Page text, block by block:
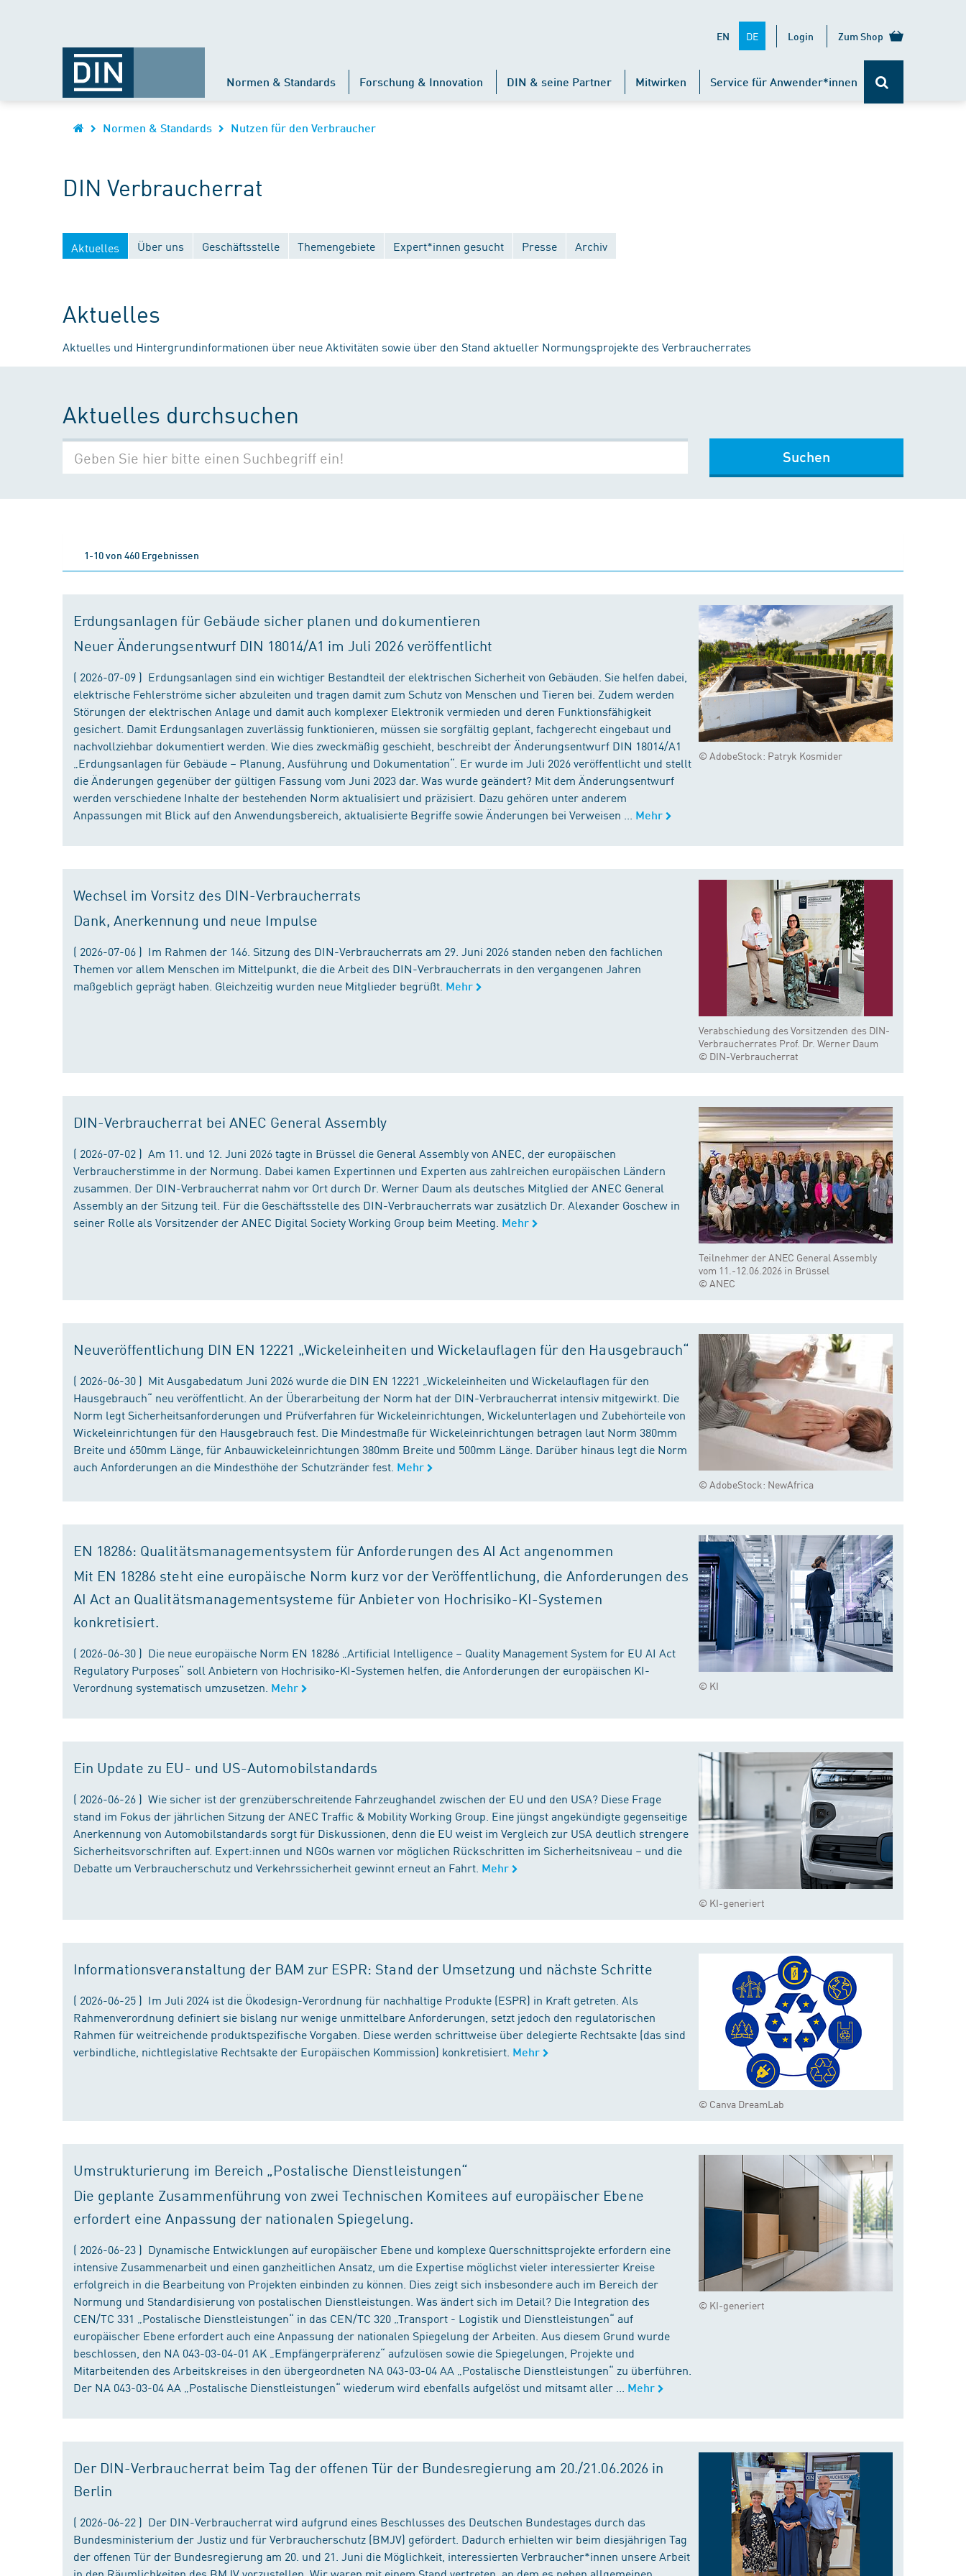
EN DE Login Zum Shop
Normen & Standards Forschung & Innovation DIN & seine Partner Mitwirken Service für Anwender*innen
Normen & Standards Nutzen für den Verbraucher
DIN Verbraucherrat
Aktuelles Über uns Geschäftsstelle Themengebiete Expert*innen gesucht Presse Archiv
Aktuelles
Aktuelles und Hintergrundinformationen über neue Aktivitäten sowie über den Stand aktueller Normungsprojekte des Verbraucherrates
Aktuelles durchsuchen
Suchen
1-10 von 460 Ergebnissen
© AdobeStock: Patryk Kosmider
Erdungsanlagen für Gebäude sicher planen und dokumentieren
Neuer Änderungsentwurf DIN 18014/A1 im Juli 2026 veröffentlicht
( 2026-07-09 ) Erdungsanlagen sind ein wichtiger Bestandteil der elektrischen Sicherheit von Gebäuden. Sie helfen dabei,
elektrische Fehlerströme sicher abzuleiten und tragen damit zum Schutz von Menschen und Tieren bei. Zudem werden
Störungen der elektrischen Anlage und damit auch komplexer Elektronik vermieden und deren Funktionsfähigkeit
gesichert. Damit Erdungsanlagen zuverlässig funktionieren, müssen sie sorgfältig geplant, fachgerecht eingebaut und
nachvollziehbar dokumentiert werden. Wie dies zweckmäßig geschieht, beschreibt der Änderungsentwurf DIN 18014/A1
„Erdungsanlagen für Gebäude – Planung, Ausführung und Dokumentation“. Er wurde im Juli 2026 veröffentlicht und stellt
die Änderungen gegenüber der gültigen Fassung vom Juni 2023 dar. Was wurde geändert? Mit dem Änderungsentwurf
werden verschiedene Inhalte der bestehenden Norm aktualisiert und präzisiert. Dazu gehören unter anderem
Anpassungen mit Blick auf den Anwendungsbereich, aktualisierte Begriffe sowie Änderungen bei Verweisen ...
Mehr
Verabschiedung des Vorsitzenden des DIN-
Verbraucherrates Prof. Dr. Werner Daum
© DIN-Verbraucherrat
Wechsel im Vorsitz des DIN-Verbraucherrats
Dank, Anerkennung und neue Impulse
( 2026-07-06 ) Im Rahmen der 146. Sitzung des DIN-Verbraucherrats am 29. Juni 2026 standen neben den fachlichen
Themen vor allem Menschen im Mittelpunkt, die die Arbeit des DIN-Verbraucherrats in den vergangenen Jahren
maßgeblich geprägt haben. Gleichzeitig wurden neue Mitglieder begrüßt. Mehr
Teilnehmer der ANEC General Assembly
vom 11.-12.06.2026 in Brüssel
© ANEC
DIN-Verbraucherrat bei ANEC General Assembly
( 2026-07-02 ) Am 11. und 12. Juni 2026 tagte in Brüssel die General Assembly von ANEC, der europäischen
Verbraucherstimme in der Normung. Dabei kamen Expertinnen und Experten aus zahlreichen europäischen Ländern
zusammen. Der DIN-Verbraucherrat nahm vor Ort durch Dr. Werner Daum als deutsches Mitglied der ANEC General
Assembly an der Sitzung teil. Für die Geschäftsstelle des DIN-Verbraucherrats war zusätzlich Dr. Alexander Goschew in
seiner Rolle als Vorsitzender der ANEC Digital Society Working Group beim Meeting. Mehr
© AdobeStock: NewAfrica
Neuveröffentlichung DIN EN 12221 „Wickeleinheiten und Wickelauflagen für den Hausgebrauch“
( 2026-06-30 ) Mit Ausgabedatum Juni 2026 wurde die DIN EN 12221 „Wickeleinheiten und Wickelauflagen für den
Hausgebrauch“ neu veröffentlicht. An der Überarbeitung der Norm hat der DIN-Verbraucherrat intensiv mitgewirkt. Die
Norm legt Sicherheitsanforderungen und Prüfverfahren für Wickeleinrichtungen, Wickelunterlagen und Zubehörteile von
Wickeleinrichtungen für den Hausgebrauch fest. Die Mindestmaße für Wickeleinrichtungen betragen laut Norm 380mm
Breite und 650mm Länge, für Anbauwickeleinrichtungen 380mm Breite und 500mm Länge. Darüber hinaus legt die Norm
auch Anforderungen an die Mindesthöhe der Schutzränder fest. Mehr
© KI
EN 18286: Qualitätsmanagementsystem für Anforderungen des AI Act angenommen
Mit EN 18286 steht eine europäische Norm kurz vor der Veröffentlichung, die Anforderungen des
AI Act an Qualitätsmanagementsysteme für Anbieter von Hochrisiko-KI-Systemen
konkretisiert.
( 2026-06-30 ) Die neue europäische Norm EN 18286 „Artificial Intelligence – Quality Management System for EU AI Act
Regulatory Purposes“ soll Anbietern von Hochrisiko-KI-Systemen helfen, die Anforderungen der europäischen KI-
Verordnung systematisch umzusetzen. Mehr
© KI-generiert
Ein Update zu EU- und US-Automobilstandards
( 2026-06-26 ) Wie sicher ist der grenzüberschreitende Fahrzeughandel zwischen der EU und den USA? Diese Frage
stand im Fokus der jährlichen Sitzung der ANEC Traffic & Mobility Working Group. Eine jüngst angekündigte gegenseitige
Anerkennung von Automobilstandards sorgt für Diskussionen, denn die EU weist im Vergleich zur USA deutlich strengere
Sicherheitsvorschriften auf. Expert:innen und NGOs warnen vor möglichen Rückschritten im Sicherheitsniveau – und die
Debatte um Verbraucherschutz und Verkehrssicherheit gewinnt erneut an Fahrt. Mehr
© Canva DreamLab
Informationsveranstaltung der BAM zur ESPR: Stand der Umsetzung und nächste Schritte
( 2026-06-25 ) Im Juli 2024 ist die Ökodesign-Verordnung für nachhaltige Produkte (ESPR) in Kraft getreten. Als
Rahmenverordnung definiert sie bislang nur wenige unmittelbare Anforderungen, setzt jedoch den regulatorischen
Rahmen für weitreichende produktspezifische Vorgaben. Diese werden schrittweise über delegierte Rechtsakte (das sind
verbindliche, nichtlegislative Rechtsakte der Europäischen Kommission) konkretisiert. Mehr
© KI-generiert
Umstrukturierung im Bereich „Postalische Dienstleistungen“
Die geplante Zusammenführung von zwei Technischen Komitees auf europäischer Ebene
erfordert eine Anpassung der nationalen Spiegelung.
( 2026-06-23 ) Dynamische Entwicklungen auf europäischer Ebene und komplexe Querschnittsprojekte erfordern eine
intensive Zusammenarbeit und einen ganzheitlichen Ansatz, um die Expertise möglichst vieler interessierter Kreise
erfolgreich in die Bearbeitung von Projekten einbinden zu können. Dies zeigt sich insbesondere auch im Bereich der
Normung und Standardisierung von postalischen Dienstleistungen. Was ändert sich im Detail? Die Integration des
CEN/TC 331 „Postalische Dienstleistungen“ in das CEN/TC 320 „Transport - Logistik und Dienstleistungen“ auf
europäischer Ebene erfordert auch eine Anpassung der nationalen Spiegelung der Arbeiten. Aus diesem Grund wurde
beschlossen, den NA 043-03-04-01 AK „Empfängerpräferenz“ aufzulösen sowie die Spiegelungen, Projekte und
Mitarbeitenden des Arbeitskreises in den übergeordneten NA 043-03-04 AA „Postalische Dienstleistungen“ zu überführen.
Der NA 043-03-04 AA „Postalische Dienstleistungen“ wiederum wird ebenfalls aufgelöst und mitsamt aller ...
Mehr
Der DIN-Verbraucherrat beim Tag der offenen Tür der Bundesregierung am 20./21.06.2026 in
Berlin
( 2026-06-22 ) Der DIN-Verbraucherrat wird aufgrund eines Beschlusses des Deutschen Bundestages durch das
Bundesministerium der Justiz und für Verbraucherschutz (BMJV) gefördert. Dadurch erhielten wir beim diesjährigen Tag
der offenen Tür der Bundesregierung am 20. und 21. Juni die Möglichkeit, interessierten Verbraucher*innen unsere Arbeit